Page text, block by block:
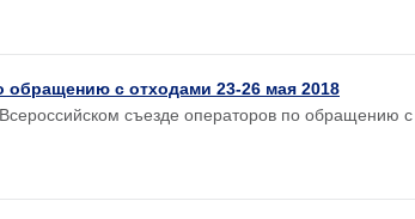
обращению с отходами 23-26 мая 2018
съезде операторов по обращению с